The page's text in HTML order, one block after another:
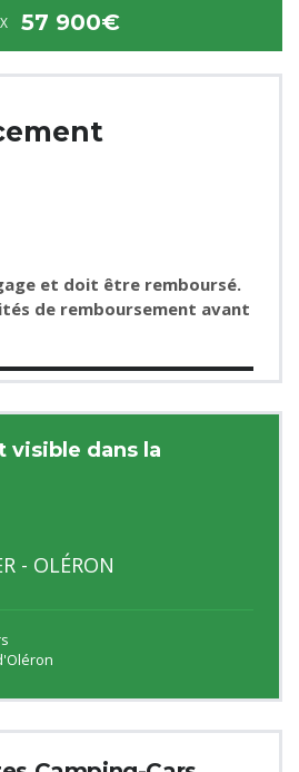
57 900€
et doit être remboursé.
de remboursement avant
visible dans la
- OLÉRON